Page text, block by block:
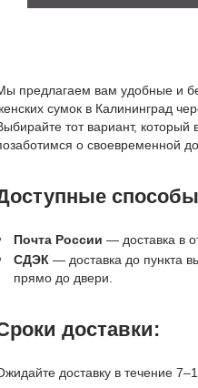
предлагаем вам удобные и
сумок в Калининград
тот вариант,
о своевременной
Почта России — доставка в
СДЭК — доставка до пункта
прямо до двери.
доставки:
доставку в течение